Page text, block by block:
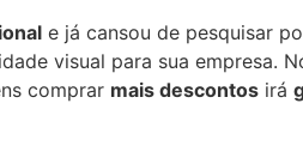
e já cansou de pesquisar
visual para sua empresa.
comprar mais descontos irá